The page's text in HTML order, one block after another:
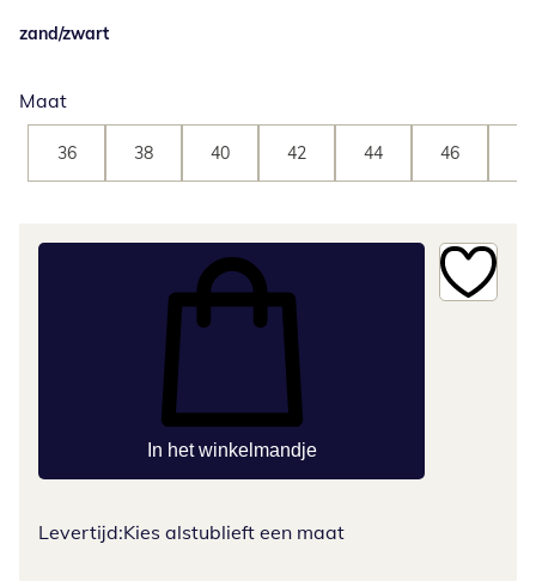
zand/zwart
Maat
36 38 40 42 44 46
In het winkelmandje
Levertijd:Kies alstublieft een maat